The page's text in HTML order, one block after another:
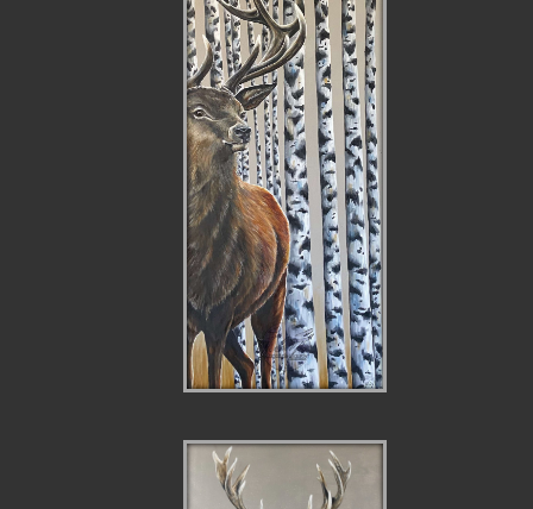
DEMI CERF DANS
LES BOULEAUX